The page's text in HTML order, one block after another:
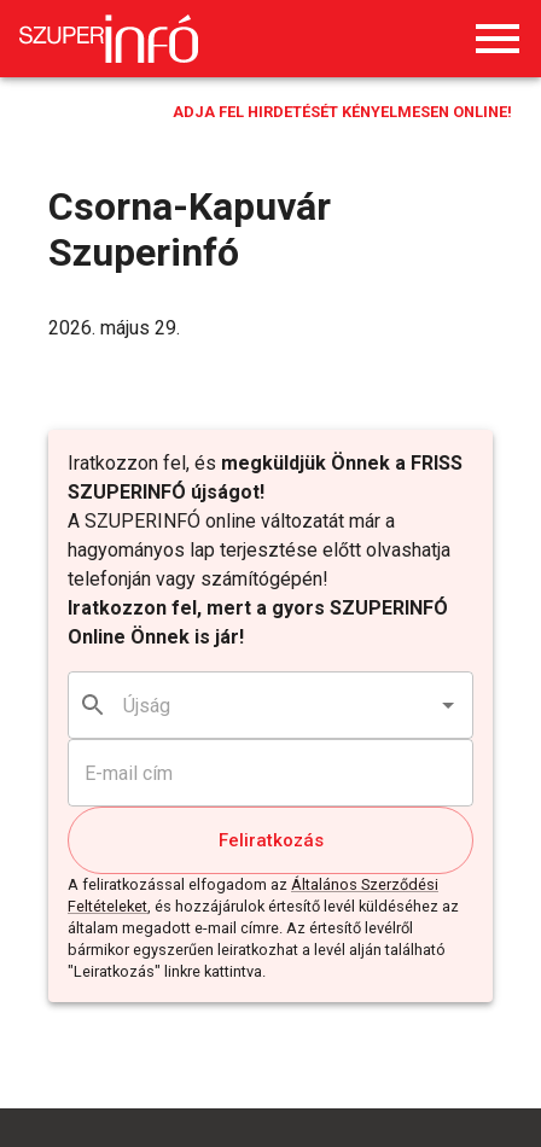
ADJA FEL HIRDETÉSÉT KÉNYELMESEN ONLINE!
Csorna-Kapuvár
Szuperinfó
Iratkozzon fel, és megküldjük Önnek a FRISS
SZUPERINFÓ újságot!
A SZUPERINFÓ online változatát már a
hagyományos lap terjesztése előtt olvashatja
telefonján vagy számítógépén!
Iratkozzon fel, mert a gyors SZUPERINFÓ
Online Önnek is jár!
Feliratkozás
A feliratkozással elfogadom az Általános Szerződési
Feltételeket, és hozzájárulok értesítő levél küldéséhez az
általam megadott e-mail címre. Az értesítő levélről
bármikor egyszerűen leiratkozhat a levél alján található
"Leiratkozás" linkre kattintva.
2026. május 29.